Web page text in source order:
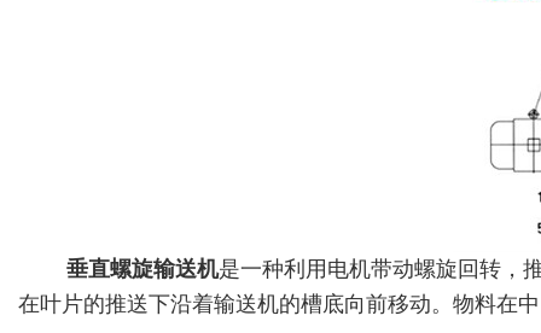
垂直螺旋输送机是一种利用电机带动螺旋回转，
在叶片的推送下沿着输送机的槽底向前移动。物料在